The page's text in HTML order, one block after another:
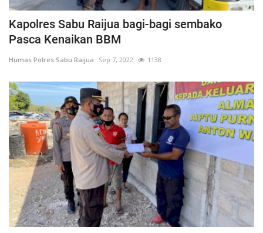
Kapolres Sabu Raijua bagi-bagi sembako
Pasca Kenaikan BBM
Humas Polres Sabu Raijua Sep 7, 2022 1138